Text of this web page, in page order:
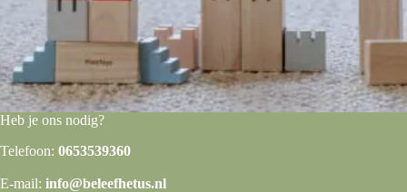
Heb je ons nodig?
Telefoon: 0653539360
E-mail: info@beleefhetus.nl